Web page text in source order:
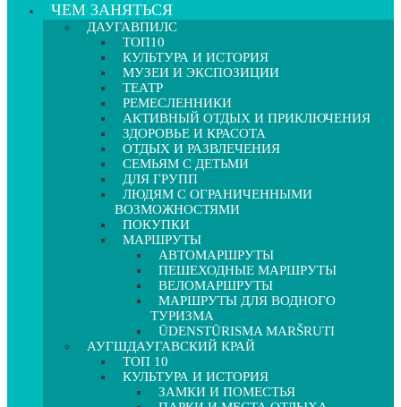
ЧЕМ ЗАНЯТЬСЯ
ДАУГАВПИЛС
ТОП10
КУЛЬТУРА И ИСТОРИЯ
МУЗЕИ И ЭКСПОЗИЦИИ
ТЕАТР
РЕМЕСЛЕННИКИ
АКТИВНЫЙ ОТДЫХ И ПРИКЛЮЧЕНИЯ
ЗДОРОВЬЕ И КРАСОТА
ОТДЫХ И РАЗВЛЕЧЕНИЯ
СЕМЬЯМ С ДЕТЬМИ
ДЛЯ ГРУПП
ЛЮДЯМ С ОГРАНИЧЕННЫМИ
ВОЗМОЖНОСТЯМИ
ПОКУПКИ
МАРШРУТЫ
АВТОМАРШРУТЫ
ПЕШЕХОДНЫЕ МАРШРУТЫ
ВЕЛОМАРШРУТЫ
МАРШРУТЫ ДЛЯ ВОДНОГО
ТУРИЗМА
ŪDENSTŪRISMA MARŠRUTI
АУГШДАУГАВСКИЙ КРАЙ
ТОП 10
КУЛЬТУРА И ИСТОРИЯ
ЗАМКИ И ПОМЕСТЬЯ